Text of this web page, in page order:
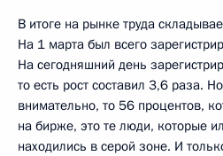
В итоге на рынке труда
На 1 марта был всего
На сегодняшний день
то есть рост составил 3,6 раза.
внимательно, то 56 процентов,
на бирже, это те люди, которые
находились в серой зоне. И